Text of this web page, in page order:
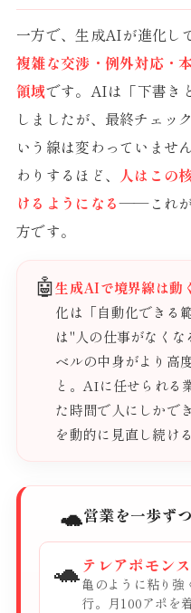
一方で、生成AIが進化し
複雑な交渉・例外対応・
領域です。AIは「下書き
しましたが、最終チェッ
いう線は変わっていませ
わりするほど、 人はこの
けるようになる——これが
方です。
🤖生成AIで境界線は動
化は「自動化できる
は"人の仕事がなく
ベルの中身がより高
と。AIに任せられる
た時間で人にしかで
を動的に見直し続け
🐢営業を一歩ず
🐢 テレアポモン
亀のように粘り強
行。月100アポを